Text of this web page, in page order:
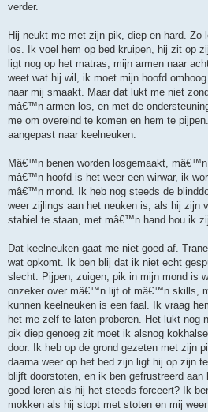
verder.
Hij neukt me met zijn pik, diep en hard. Zo
los. Ik voel hem op bed kruipen, hij zit op
ligt nog op het matras, mijn armen naar
weet wat hij wil, ik moet mijn hoofd
naar mij smaakt. Maar dat lukt me niet
mâ€™n armen los, en met de
me om overeind te komen en hem te
aangepast naar keelneuken.
Mâ€™n benen worden losgemaakt,
mâ€™n hoofd is het weer een wirwar, ik
mâ€™n mond. Ik heb nog steeds de
weer zijlings aan het neuken is, als hij zijn
stabiel te staan, met mâ€™n hand hou ik
Dat keelneuken gaat me niet goed af.
wat opkomt. Ik ben blij dat ik niet echt
slecht. Pijpen, zuigen, pik in mijn mond is
onzeker over mâ€™n lijf of mâ€™n skills,
kunnen keelneuken is een faal. Ik vraag
het me zelf te laten proberen. Het lukt nog
pik diep genoeg zit moet ik alsnog
door. Ik heb op de grond gezeten met zijn
daarna weer op het bed zijn ligt hij op zijn
blijft doorstoten, en ik ben gefrustreerd
goed leren als hij het steeds forceert? Ik
mokken als hij stopt met stoten en mij